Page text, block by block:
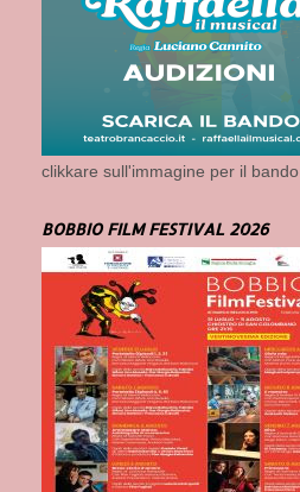
clikkare sull'immagine per il bando
BOBBIO FILM FESTIVAL 2026